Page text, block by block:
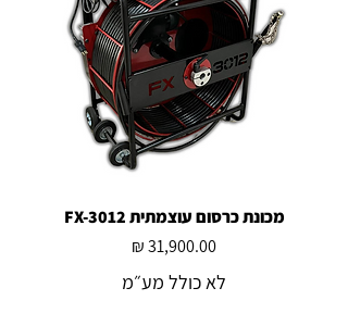
מכונת כרסום עוצמתית FX-3012
מחיר
לא כולל מע״מ